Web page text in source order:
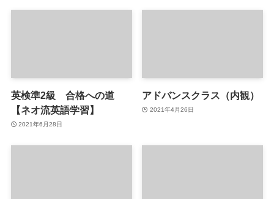
英検準2級 合格への道
【ネオ流英語学習】
2021年6月28日
アドバンスクラス（内観）
2021年4月26日